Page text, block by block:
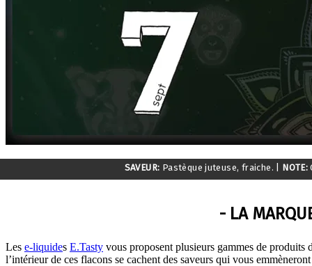
SAVEUR: Pastèque juteuse, fraiche. NOTE:
- LA
Les e-liquides E.Tasty vous proposent plusieurs gammes de
l’intérieur de ces flacons se cachent des saveurs qui vous